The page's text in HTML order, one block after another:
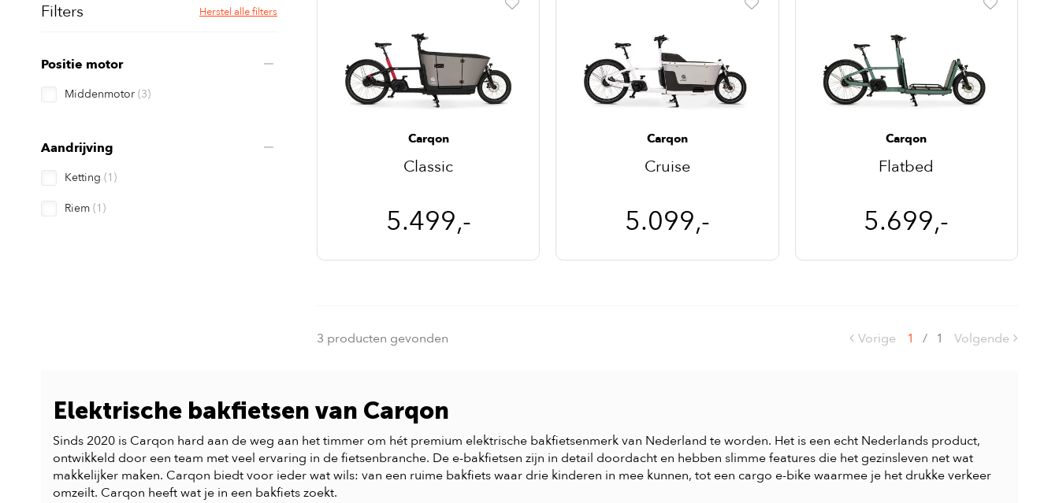
Filters Herstel alle filters
Positie motor
Middenmotor (3)
Aandrijving
Ketting (1)
Riem (1)
Carqon
Classic
5.499,-
Carqon
Cruise
5.099,-
Carqon
Flatbed
5.699,-
3 producten gevonden Vorige 1 / 1 Volgende
Elektrische bakfietsen van Carqon
Sinds 2020 is Carqon hard aan de weg aan het timmer om hét premium elektrische bakfietsenmerk van Nederland te worden. Het is een echt Nederlands product,
ontwikkeld door een team met veel ervaring in de fietsenbranche. De e-bakfietsen zijn in detail doordacht en hebben slimme features die het gezinsleven net wat
makkelijker maken. Carqon biedt voor ieder wat wils: van een ruime bakfiets waar drie kinderen in mee kunnen, tot een cargo e-bike waarmee je het drukke verkeer
omzeilt. Carqon heeft wat je in een bakfiets zoekt.